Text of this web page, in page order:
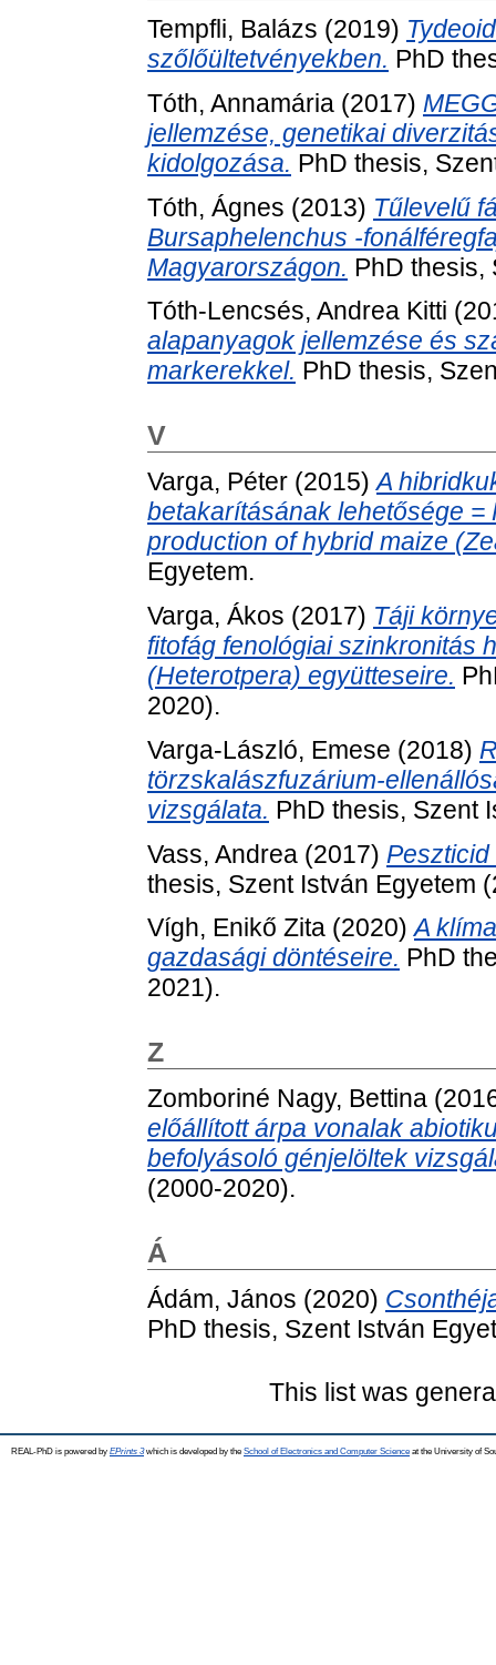
Tempfli, Balázs (2019)
szőlőültetvényekben. PhD
Tóth, Annamária (2017)
jellemzése, genetikai
kidolgozása. PhD thesis,
Tóth, Ágnes (2013) Tűlevelű
Bursaphelenchus -
Magyarországon. PhD thesis,
Tóth-Lencsés, Andrea Kitti
alapanyagok jellemzése és
markerekkel. PhD thesis,
V
Varga, Péter (2015)A
betakarításának lehetősége
production of hybrid maize
Egyetem.
Varga, Ákos (2017) Táji
fitofág fenológiai szinkronitás
(Heterotpera) együtteseire.
2020).
Varga-László, Emese (2018)
törzskalászfuzárium-
vizsgálata. PhD thesis, Szent
Vass, Andrea (2017)
thesis, Szent István Egyetem
Vígh, Enikő Zita (2020)A
gazdasági döntéseire. PhD
2021).
Z
Zomboriné Nagy, Bettina
előállított árpa vonalak
befolyásoló génjelöltek
(2000-2020).
Á
Ádám, János (2020)
PhD thesis, Szent István
This list was
REAL-PhD is powered by EPrints 3which is developed by the School of Electronics and Computer Science at the University of